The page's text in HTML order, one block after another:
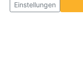
Einstellungen